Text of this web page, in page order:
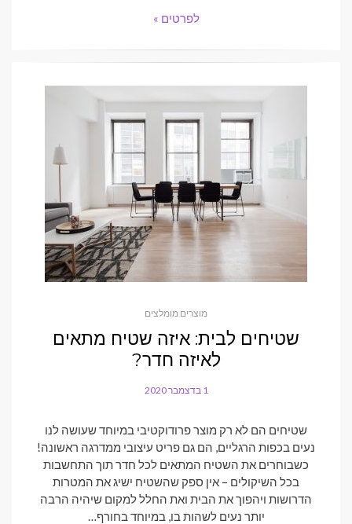
לפרטים »
מוצרים מומלצים
שטיחים לבית: איזה שטיח מתאים
לאיזה חדר?
POSTED
1 בדצמבר 2020
שטיחים הם לא רק מוצר פרודוקטיבי במיוחד שעושה לנו
נעים בכפות הרגליים, הם גם פריט עיצובי ממדרגה ראשונה!
כשבוחרים את השטיח המתאים לכל חדר תוך התחשבות
בכל השיקולים – אין ספק שהשטיח ישיג את המטרות
הדרושות ויהפוך את הבית ואת החלל למקום שיהיה הרבה
יותר נעים לשהות בו, במיוחד בחורף…